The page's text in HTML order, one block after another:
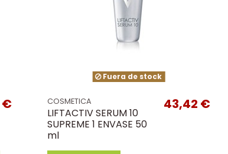
€
Fuera de stock
COSMETICA
LIFTACTIV SERUM 10
SUPREME 1 ENVASE 50
ml
43,42 €